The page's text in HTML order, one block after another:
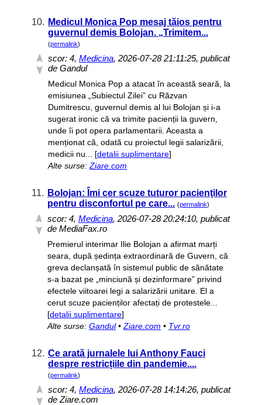
10. Medicul Monica Pop mesaj tăios pentru
guvernul demis Bolojan. „Trimitem...
(permalink)
scor: 4, Medicina, 2026-07-28 21:11:25, publicat
de Gandul
Medicul Monica Pop a atacat în această seară, la
emisiunea „Subiectul Zilei” cu Răzvan
Dumitrescu, guvernul demis al lui Bolojan și i-a
sugerat ironic că va trimite pacienții la guvern,
unde îi pot opera parlamentarii. Aceasta a
menționat că, odată cu proiectul legii salarizării,
medicii nu... [detalii suplimentare]
Alte surse: Ziare.com
11. Bolojan: Îmi cer scuze tuturor pacienţilor
pentru disconfortul pe care... (permalink)
scor: 4, Medicina, 2026-07-28 20:24:10, publicat
de MediaFax.ro
Premierul interimar Ilie Bolojan a afirmat marți
seara, după ședința extraordinară de Guvern, că
greva declanșată în sistemul public de sănătate
s-a bazat pe „minciună și dezinformare” privind
efectele viitoarei legi a salarizării unitare. El a
cerut scuze pacienților afectați de protestele...
[detalii suplimentare]
Alte surse: Gandul• Ziare.com • Tvr.ro
12. Ce arată jurnalele lui Anthony Fauci
despre restricțiile din pandemie....
(permalink)
scor: 4, Medicina, 2026-07-28 14:14:26, publicat
de Ziare.com